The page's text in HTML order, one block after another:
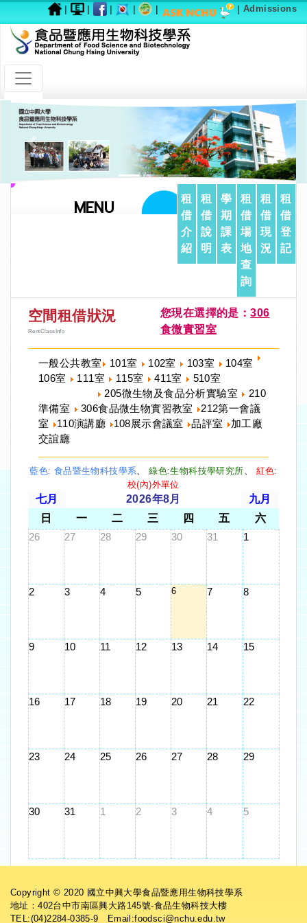
| | | | | | Admissions
Previous Next
MENU
租
借
介
紹
租
借
說
明
學
期
課
表
租
借
場
地
查
詢
租
借
現
況
租
借
登
記
空間租借狀況
RentClassInfo
您現在選擇的是：306
食微實習室
一般公共教室 101室 102室 103室
104室
106室
111室 115室 411室
510室
205微生物及食品分析實驗室
210
準備室
306食品微生物實習教室
212第一會議
室
110演講廳 108展示會議室 品評室
加工廠
交誼廳
藍色: 食品暨生物科技學系、綠色:生物科技學研究所、 紅色:
校(內)外單位
七月 2026年8月
九月
日
一 二 三 四 五 六
26 27 28 29 30 31 1
2 3 4 5 6 7 8
9 10 11 12 13 14 15
16 17 18 19 20 21 22
23 24 25 26 27 28 29
30 31 1 2 3 4 5
Copyright © 2020 國立中興大學食品暨應用生物科技學系
地址：402台中市南區興大路145號-食品生物科技大樓
TEL:(04)2284-0385-9 Email:foodsci@nchu.edu.tw